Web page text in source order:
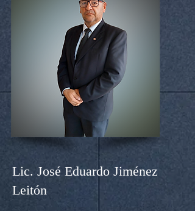
Lic. José Eduardo Jiménez
Leitón